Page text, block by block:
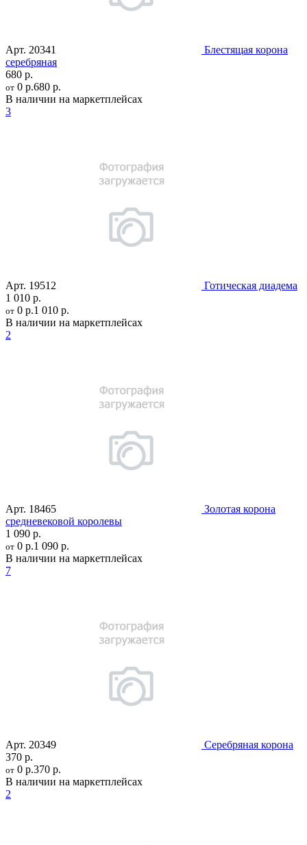
Арт. 20341
Блестящая корона
серебряная
680 р.
от 0 р.680 р.
В наличии на маркетплейсах
3
Арт. 19512
Готическая диадема
1 010 р.
от 0 р.1 010 р.
В наличии на маркетплейсах
2
Арт. 18465
Золотая корона
средневековой королевы
1 090 р.
от 0 р.1 090 р.
В наличии на маркетплейсах
7
Арт. 20349
Серебряная корона
370 р.
от 0 р.370 р.
В наличии на маркетплейсах
2